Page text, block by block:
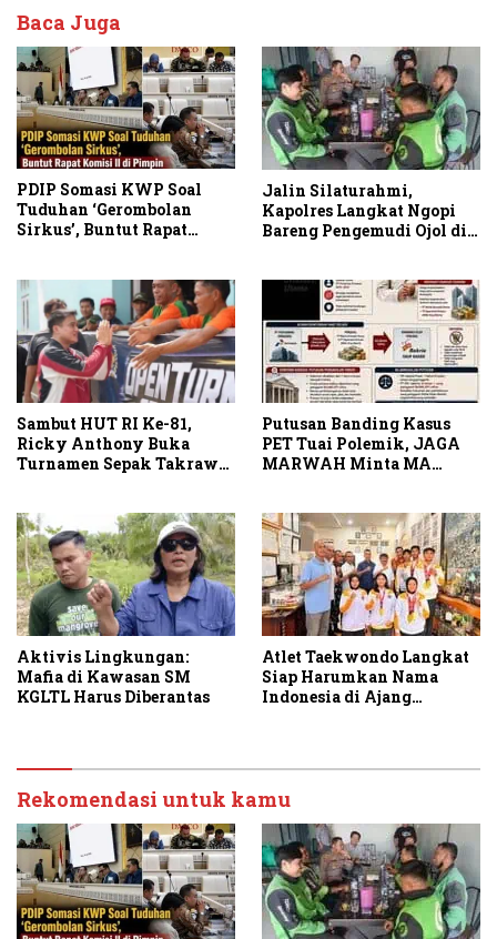
Baca Juga
PDIP Somasi KWP Soal
Tuduhan ‘Gerombolan
Sirkus’, Buntut Rapat
Jalin Silaturahmi,
Kapolres Langkat Ngopi
Bareng Pengemudi Ojol di
Sambut HUT RI Ke-81,
Ricky Anthony Buka
Turnamen Sepak Takraw
Putusan Banding Kasus
PET Tuai Polemik, JAGA
MARWAH Minta MA
Aktivis Lingkungan:
Mafia di Kawasan SM
KGLTL Harus Diberantas
Atlet Taekwondo Langkat
Siap Harumkan Nama
Indonesia di Ajang
Rekomendasi untuk kamu